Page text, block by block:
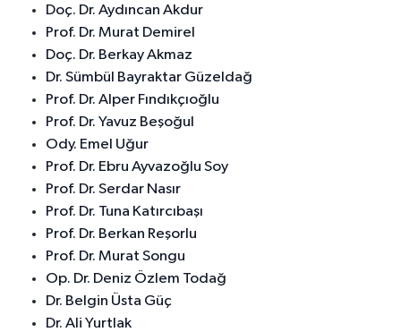
Doç. Dr. Aydıncan Akdur
Prof. Dr. Murat Demirel
Doç. Dr. Berkay Akmaz
Dr. Sümbül Bayraktar Güzeldağ
Prof. Dr. Alper Fındıkçıoğlu
Prof. Dr. Yavuz Beşoğul
Ody. Emel Uğur
Prof. Dr. Ebru Ayvazoğlu Soy
Prof. Dr. Serdar Nasır
Prof. Dr. Tuna Katırcıbaşı
Prof. Dr. Berkan Reşorlu
Prof. Dr. Murat Songu
Op. Dr. Deniz Özlem Todağ
Dr. Belgin Üsta Güç
Dr. Ali Yurtlak